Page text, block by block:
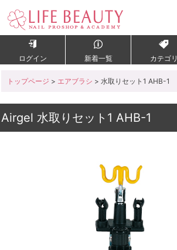
ログイン 新着一覧 カテゴリ
トップページ > エアブラシ > 水取りセット1 AHB-1
Airgel 水取りセット1 AHB-1